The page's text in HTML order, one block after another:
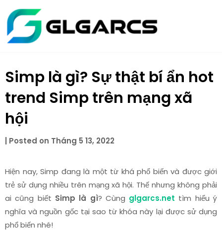
to
content
Simp là gì? Sự thật bí ẩn hot
trend Simp trên mạng xã
hội
| Posted on Tháng 5 13, 2022
Hiện nay, Simp đang là một từ khá phổ biến và được giới
trẻ sử dụng nhiều trên mạng xã hội. Thế nhưng không phải
ai cũng biết Simp là gì? Cùng glgarcs.net tìm hiểu ý
nghĩa và nguồn gốc tại sao từ khóa này lại được sử dụng
phổ biến nhé!